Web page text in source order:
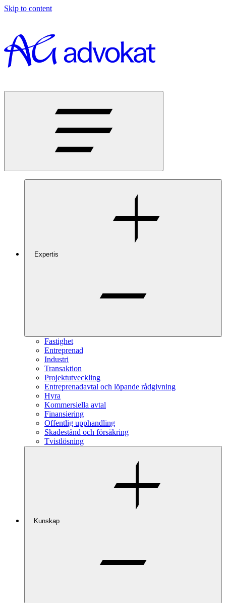
Skip to content
Expertis
Fastighet
Entreprenad
Industri
Transaktion
Projektutveckling
Entreprenadavtal och löpande rådgivning
Hyra
Kommersiella avtal
Finansiering
Offentlig upphandling
Skadestånd och försäkring
Tvistlösning
Kunskap